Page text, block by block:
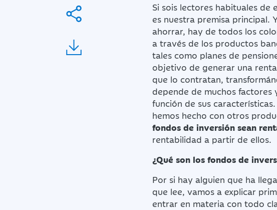
Si sois lectores habituales de
es nuestra premisa principal.
ahorrar, hay de todos los
a través de los productos
tales como planes de
objetivo de generar una
que lo contratan,
depende de muchos
función de sus
hemos hecho con otros
fondos de inversión sean
rentabilidad a partir de ellos.
¿Qué son los fondos de
Por si hay alguien que ha
que lee, vamos a explicar
entrar en materia con todo